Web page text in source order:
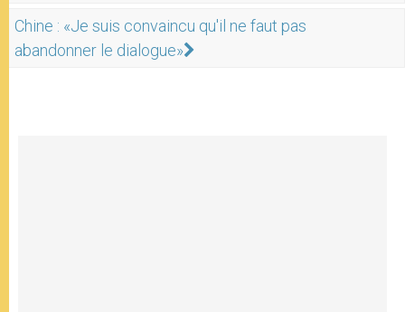
Chine : «Je suis convaincu qu'il ne faut pas
abandonner le dialogue»